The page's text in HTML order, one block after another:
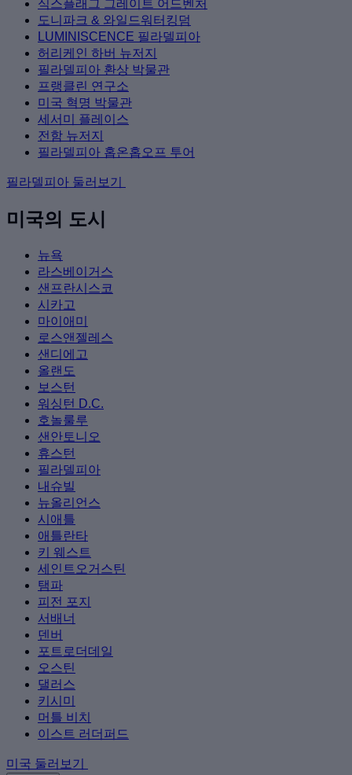
식스플래그 그레이트 어드벤처
도니파크 & 와일드워터킹덤
LUMINISCENCE 필라델피아
허리케인 하버 뉴저지
필라델피아 환상 박물관
프랭클린 연구소
미국 혁명 박물관
세서미 플레이스
전함 뉴저지
필라델피아 홉온홉오프 투어
필라델피아 둘러보기
미국의 도시
뉴욕
라스베이거스
샌프란시스코
시카고
마이애미
로스앤젤레스
샌디에고
올랜도
보스턴
워싱턴 D.C.
호놀룰루
샌안토니오
휴스턴
필라델피아
내슈빌
뉴올리언스
시애틀
애틀란타
키 웨스트
세인트오거스틴
탬파
피전 포지
서배너
덴버
포트로더데일
오스틴
댈러스
키시미
머틀 비치
이스트 러더퍼드
미국 둘러보기